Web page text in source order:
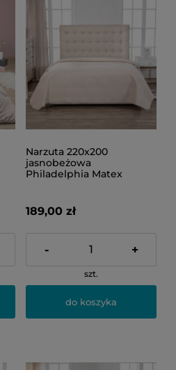
Narzuta 220x200
jasnobeżowa
Philadelphia Matex
189,00 zł
- +
szt.
do koszyka